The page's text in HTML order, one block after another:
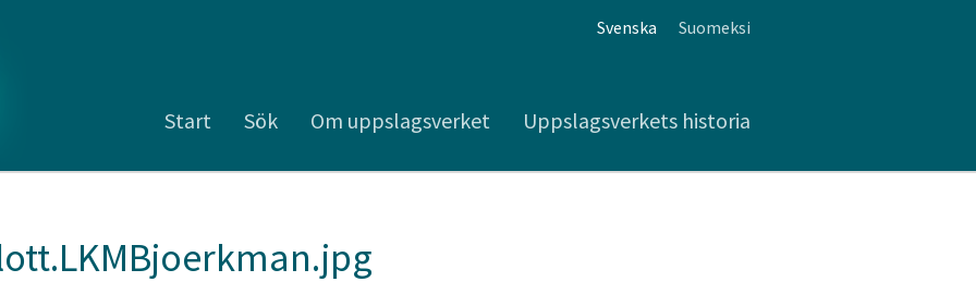
Svenska Suomeksi
Start Sök Om uppslagsverket Uppslagsverkets historia